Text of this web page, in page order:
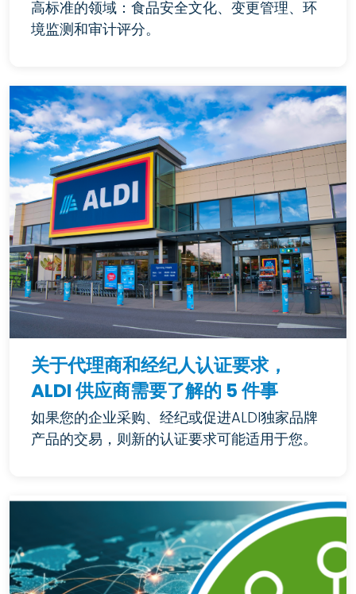
高标准的领域：食品安全文化、变更管理、环
境监测和审计评分。
关于代理商和经纪人认证要求，
ALDI 供应商需要了解的 5 件事
如果您的企业采购、经纪或促进ALDI独家品牌
产品的交易，则新的认证要求可能适用于您。